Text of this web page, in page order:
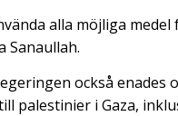
alla möjliga
Sanaullah.
också
palestinier i Gaza,